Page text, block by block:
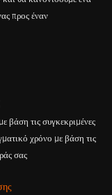
προς έναν
βάση τις συγκεκριμένες
χρόνο με βάση τις
σας